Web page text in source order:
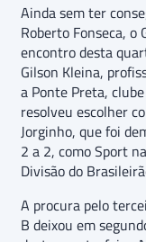
Ainda sem ter
Roberto Fonseca, o
encontro desta
Gilson Kleina,
a Ponte Preta,
resolveu escolher
Jorginho, que foi
2 a 2, como Sport
Divisão do
A procura pelo
B deixou em